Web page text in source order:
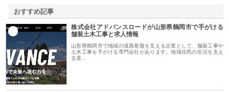
おすすめ記事
株式会社アドバンスロードが山形県鶴岡市で手がける
舗装土木工事と求人情報
山形県鶴岡市で地域の道路基盤を支える企業として、舗装工事や
土木工事を手がける専門会社があります。地域住民の生活を支え
る道…